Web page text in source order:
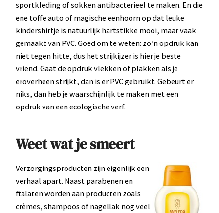
sportkleding of sokken antibacterieel te maken. En die
ene toffe auto of magische eenhoorn op dat leuke
kindershirtje is natuurlijk hartstikke mooi, maar vaak
gemaakt van PVC. Goed om te weten: zo’n opdruk kan
niet tegen hitte, dus het strijkijzer is hier je beste
vriend. Gaat de opdruk vlekken of plakken als je
eroverheen strijkt, dan is er PVC gebruikt. Gebeurt er
niks, dan heb je waarschijnlijk te maken met een
opdruk van een ecologische verf.
Weet wat je smeert
Verzorgingsproducten zijn eigenlijk een
verhaal apart. Naast parabenen en
ftalaten worden aan producten zoals
crèmes, shampoos of nagellak nog veel